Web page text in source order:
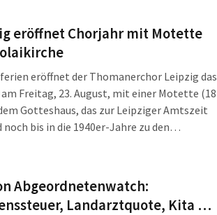
lädt auch „Fridays For Future“ Leipzig
30. August ein.
eröffnet Chorjahr mit Motette
eröffnet der Thomanerchor Leipzig das
Freitag, 23. August, mit einer Motette (18
Gotteshaus, das zur Leipziger Amtszeit
bis in die 1940er-Jahre zu den
Werke von E. Fr. Richter, J. Gallus, J.
M. Reger.
Abgeordnetenwatch:
Landarztquote, Kita …